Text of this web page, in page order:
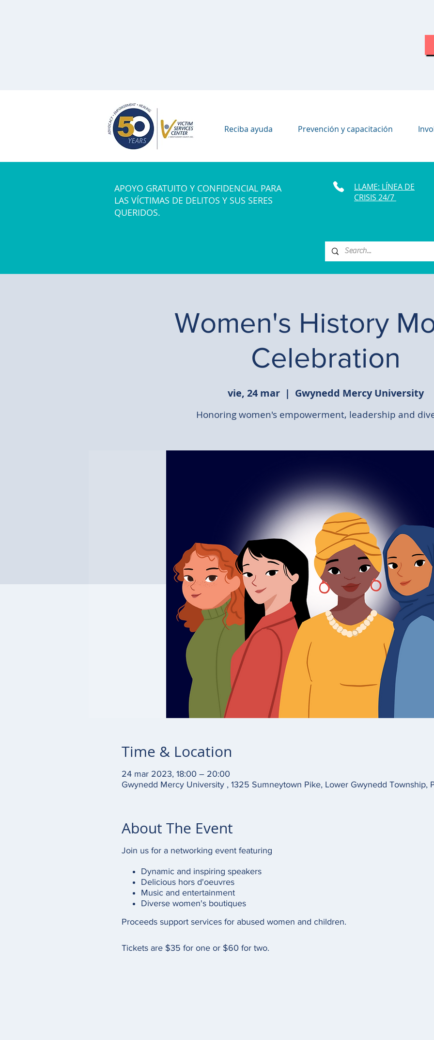
Reciba ayuda Prevención y capacitación
APOYO GRATUITO Y CONFIDENCIAL PARA
LAS VÍCTIMAS DE DELITOS Y SUS SERES
QUERIDOS.
LLAME: LÍNEA DE
CRISIS 24/7
Women's History
Celebration
vie, 24 mar
  |
Gwynedd Mercy University
Honoring women's empowerment, leadership and
Time & Location
24 mar 2023, 18:00 – 20:00
Gwynedd Mercy University , 1325 Sumneytown Pike, Lower Gwynedd Township,
About The Event
Join us for a networking event featuring
Dynamic and inspiring speakers
Delicious hors d'oeuvres
Music and entertainment
Diverse women's boutiques
Proceeds support services for abused women and children.
Tickets are $35 for one or $60 for two.